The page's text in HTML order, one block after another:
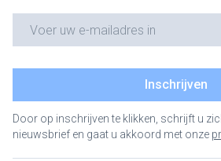
Inschrijven
Door op inschrijven te klikken, schrijft u
nieuwsbrief en gaat u akkoord met onze